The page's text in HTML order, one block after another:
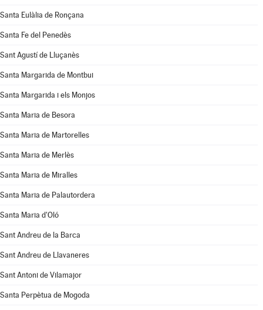
Santa Eulàlia de Ronçana
Santa Fe del Penedès
Sant Agustí de Lluçanès
Santa Margarida de Montbui
Santa Margarida i els Monjos
Santa Maria de Besora
Santa Maria de Martorelles
Santa Maria de Merlès
Santa Maria de Miralles
Santa Maria de Palautordera
Santa Maria d'Oló
Sant Andreu de la Barca
Sant Andreu de Llavaneres
Sant Antoni de Vilamajor
Santa Perpètua de Mogoda